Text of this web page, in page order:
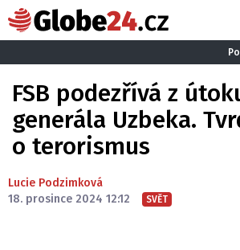
FSB podezřívá z
generála Uzbeka.
o terorismus
Lucie Podzimková
18. prosince 2024 12:12
SVĚT